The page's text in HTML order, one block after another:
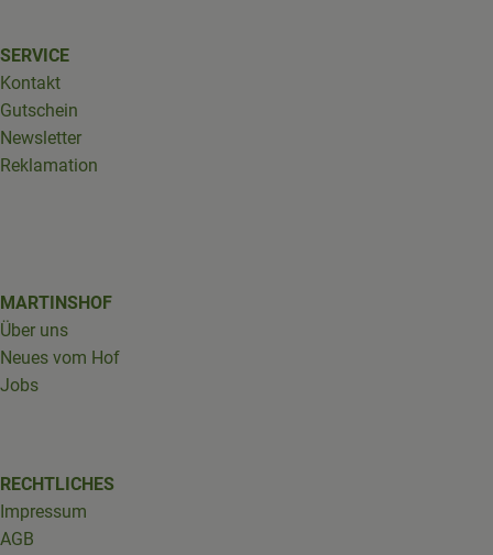
SERVICE
Kontakt
Gutschein
Newsletter
Reklamation
MARTINSHOF
Über uns
Neues vom Hof
Jobs
RECHTLICHES
Impressum
AGB